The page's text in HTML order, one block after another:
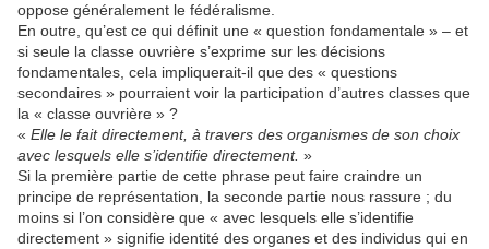
oppose généralement le fédéralisme.
En outre, qu’est ce qui définit une « question fondamentale » – et
si seule la classe ouvrière s’exprime sur les décisions
fondamentales, cela impliquerait-il que des « questions
secondaires » pourraient voir la participation d’autres classes que
la « classe ouvrière » ?
« Elle le fait directement, à travers des organismes de son choix
avec lesquels elle s’identifie directement. »
Si la première partie de cette phrase peut faire craindre un
principe de représentation, la seconde partie nous rassure ; du
moins si l’on considère que « avec lesquels elle s’identifie
directement » signifie identité des organes et des individus qui en